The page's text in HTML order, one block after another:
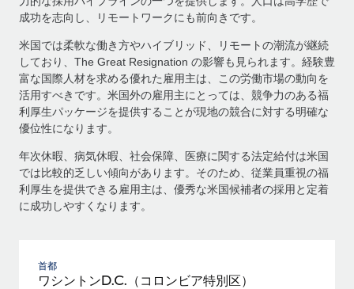
成功を志向し、リモートワークにも前向きです。
米国では柔軟な働き方やハイブリッド、リモートの潮流が継続
しており、The Great Resignation の影響も見られます。経験豊
富な国際人材を求める優れた雇用主は、この労働市場の動向を
活用すべきです。米国外の雇用主にとっては、競争力のある福
利厚生パッケージを提供することが現地の競合に対する明確な
優位性になります。
年次休暇、病気休暇、社会保障、医療に関する法定給付は米国
では比較的乏しい傾向があります。そのため、従業員重視の福
利厚生を提供できる雇用主は、優秀な米国候補者の採用と定着
に成功しやすくなります。
首都
ワシントンD.C.（コロンビア特別区）